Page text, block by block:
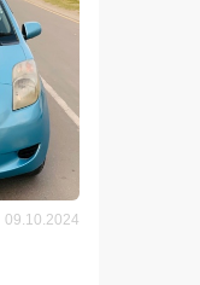
09.10.2024